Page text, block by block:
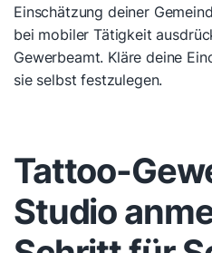
Einschätzung deiner
bei mobiler Tätigkeit
Gewerbeamt. Kläre deine
sie selbst festzulegen.
Tattoo-
Studio